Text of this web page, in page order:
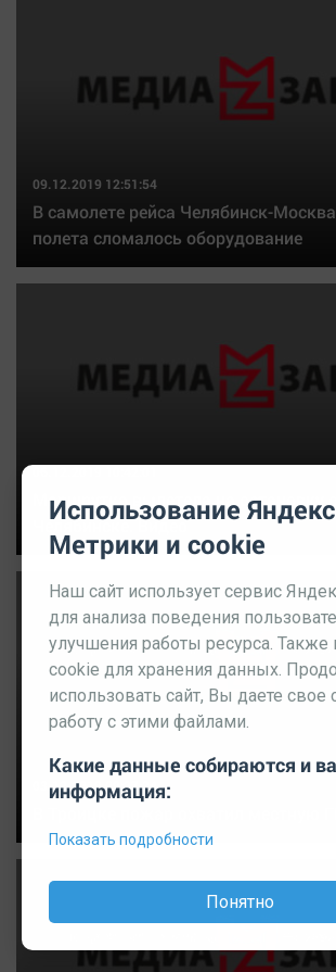
09.12.2019 12:51:54
В самолете рейса Челябинск-
полета сломалось оборудование
Маршрутка вылетела на остановку
Челябинске. Видео
03.12.2019 09:27:34
Использование Яндекс
Метрики и cookie
Наш сайт использует сервис
для анализа поведения
улучшения работы ресурса. Также
cookie для хранения данных.
использовать сайт, Вы даете свое
работу с этими файлами.
Какие данные собираются и
информация:
Показать подробности
Понятно